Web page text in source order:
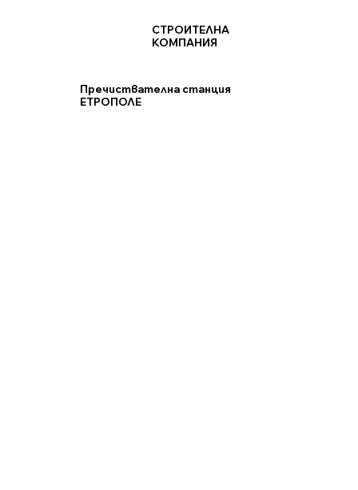
СТРОИТЕЛНА
КОМПАНИЯ
Пречиствателна станция
ЕТРОПОЛЕ